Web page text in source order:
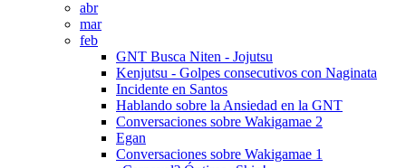
abr
mar
feb
GNT Busca Niten - Jojutsu
Kenjutsu - Golpes consecutivos con Naginata
Incidente en Santos
Hablando sobre la Ansiedad en la GNT
Conversaciones sobre Wakigamae 2
Egan
Conversaciones sobre Wakigamae 1